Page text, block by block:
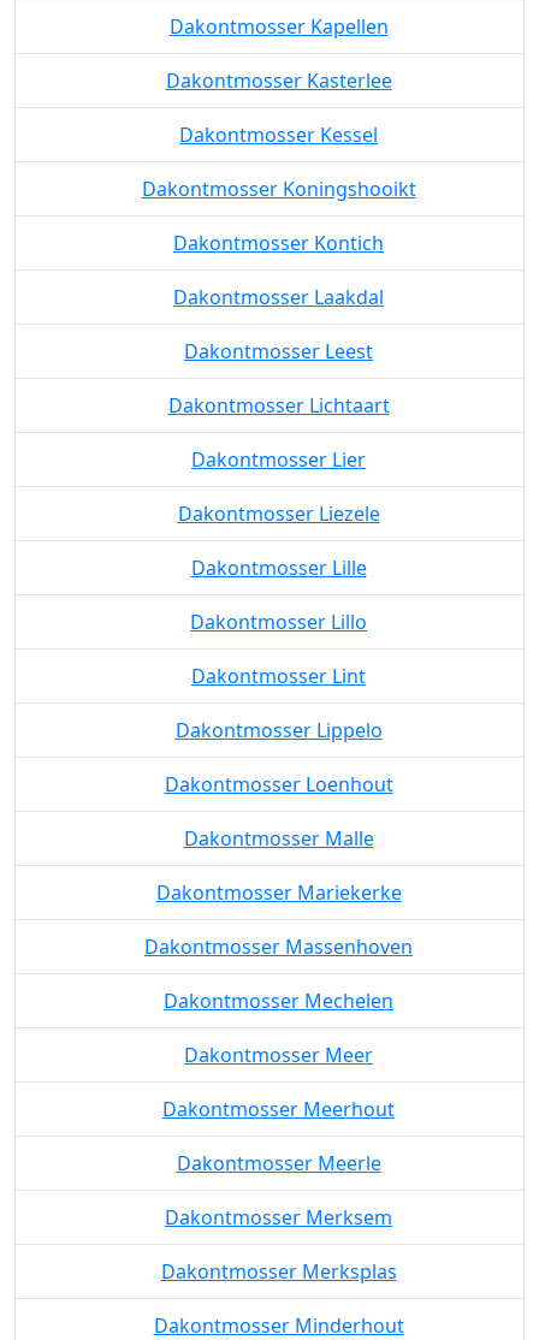
Dakontmosser Kapellen
Dakontmosser Kasterlee
Dakontmosser Kessel
Dakontmosser Koningshooikt
Dakontmosser Kontich
Dakontmosser Laakdal
Dakontmosser Leest
Dakontmosser Lichtaart
Dakontmosser Lier
Dakontmosser Liezele
Dakontmosser Lille
Dakontmosser Lillo
Dakontmosser Lint
Dakontmosser Lippelo
Dakontmosser Loenhout
Dakontmosser Malle
Dakontmosser Mariekerke
Dakontmosser Massenhoven
Dakontmosser Mechelen
Dakontmosser Meer
Dakontmosser Meerhout
Dakontmosser Meerle
Dakontmosser Merksem
Dakontmosser Merksplas
Dakontmosser Minderhout